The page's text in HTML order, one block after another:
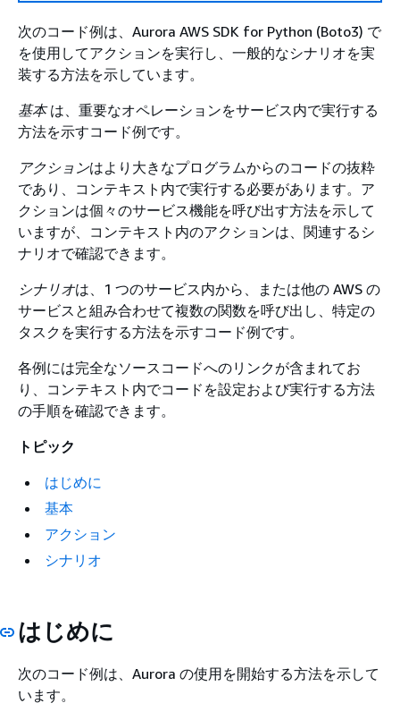
次のコード例は、Aurora AWS SDK for Python (Boto3) で
を使用してアクションを実行し、一般的なシナリオを実
装する方法を示しています。
基本は、重要なオペレーションをサービス内で実行する
方法を示すコード例です。
アクションはより大きなプログラムからのコードの抜粋
であり、コンテキスト内で実行する必要があります。ア
クションは個々のサービス機能を呼び出す方法を示して
いますが、コンテキスト内のアクションは、関連するシ
ナリオで確認できます。
シナリオは、1 つのサービス内から、または他の AWS の
サービスと組み合わせて複数の関数を呼び出し、特定の
タスクを実行する方法を示すコード例です。
各例には完全なソースコードへのリンクが含まれてお
り、コンテキスト内でコードを設定および実行する方法
の手順を確認できます。
トピック
はじめに
基本
アクション
シナリオ
はじめに
次のコード例は、Aurora の使用を開始する方法を示して
います。